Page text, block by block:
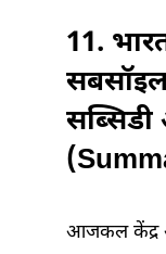
11.
आजकल केंद्र